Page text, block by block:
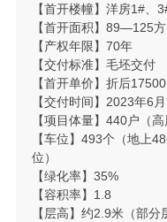
【首开楼幢】洋房1#、
【首开面积】89—125方
【产权年限】70年
【交付标准】毛坯交付
【首开单价】折后
【交付时间】2023年6
【项目体量】440户（
【车位】493个（地上
位）
【绿化率】35%
【容积率】1.8
【层高】约2.9米（部分